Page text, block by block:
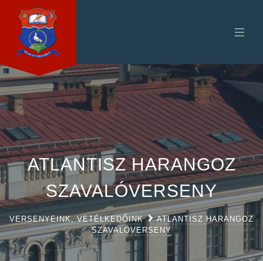
ATLANTISZ HARANGOZ
SZAVALÓVERSENY
VERSENYEINK, VETÉLKEDŐINK
ATLANTISZ HARANGOZ
SZAVALÓVERSENY